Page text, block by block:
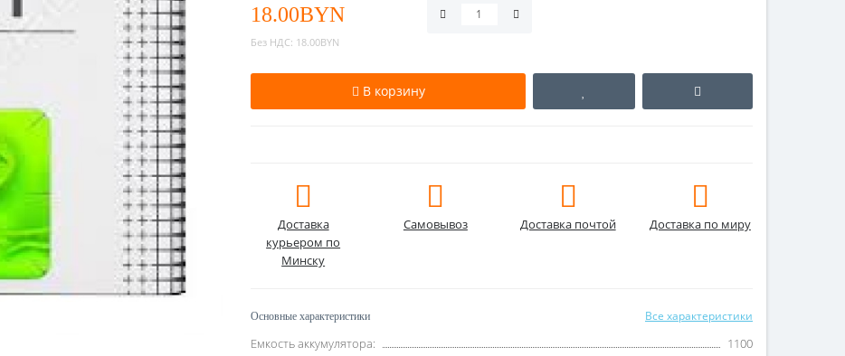
18.00BYN
Без НДС: 18.00BYN
В корзину
Доставка
курьером по
Минску
Самовывоз Доставка почтой Доставка по миру
Основные характеристики Все характеристики
Емкость аккумулятора:
1100